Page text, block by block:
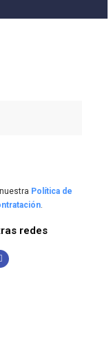
Política de
redes